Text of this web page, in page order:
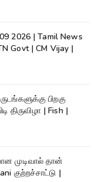
2026 | Tamil News
Govt | CM Vijay |
பிறகு
திருவிழா | Fish |
முடிவால் தான்
|